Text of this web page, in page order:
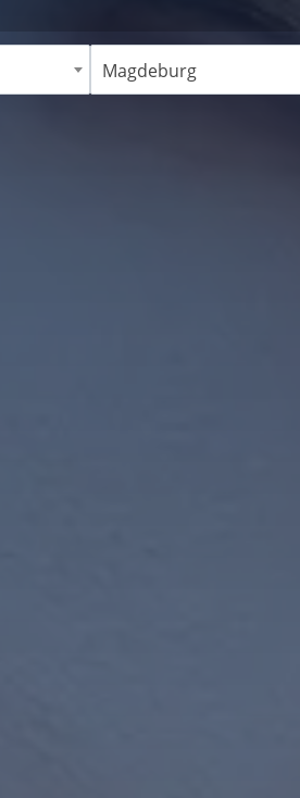
Magdeburg